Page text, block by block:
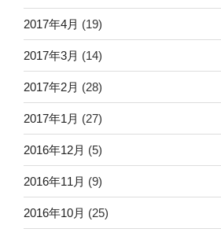
2017年4月 (19)
2017年3月 (14)
2017年2月 (28)
2017年1月 (27)
2016年12月 (5)
2016年11月 (9)
2016年10月 (25)